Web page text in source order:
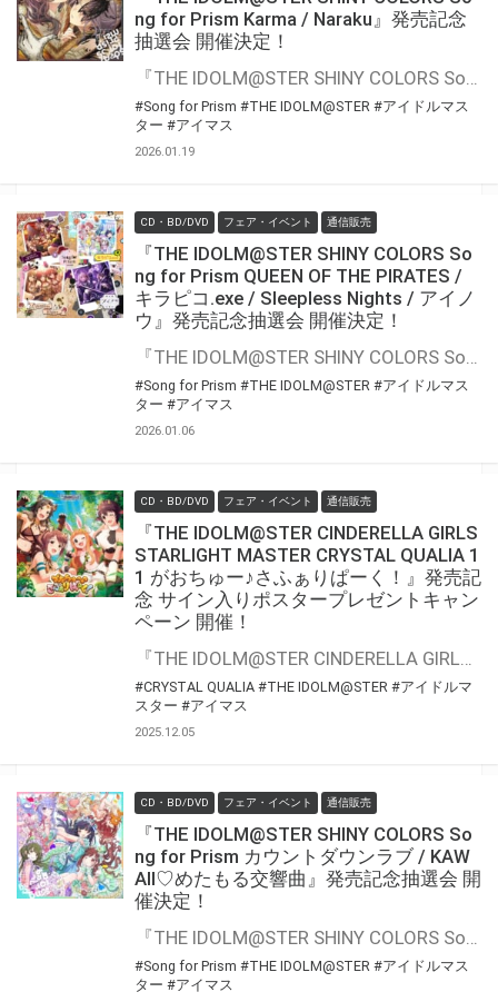
ng for Prism Karma / Naraku』発売記念
抽選会 開催決定！
#Song for Prism #THE IDOLM@STER #アイドルマス
ター #アイマス
2026.01.19
CD・BD/DVD フェア・イベント 通信販売
『THE IDOLM@STER SHINY COLORS So
ng for Prism QUEEN OF THE PIRATES /
キラピコ.exe / Sleepless Nights / アイノ
ウ』発売記念抽選会 開催決定！
#Song for Prism #THE IDOLM@STER #アイドルマス
ター #アイマス
2026.01.06
CD・BD/DVD フェア・イベント 通信販売
『THE IDOLM@STER CINDERELLA GIRLS
STARLIGHT MASTER CRYSTAL QUALIA 1
1 がおちゅー♪さふぁりぱーく！』発売記
念 サイン入りポスタープレゼントキャン
ペーン 開催！
#CRYSTAL QUALIA #THE IDOLM@STER #アイドルマ
スター #アイマス
2025.12.05
CD・BD/DVD フェア・イベント 通信販売
『THE IDOLM@STER SHINY COLORS So
ng for Prism カウントダウンラブ / KAW
AII♡めたもる交響曲』発売記念抽選会 開
催決定！
#Song for Prism #THE IDOLM@STER #アイドルマス
ター #アイマス